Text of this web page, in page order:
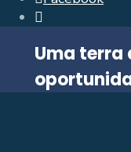
Window
Uma terra